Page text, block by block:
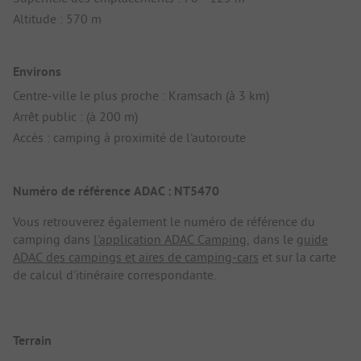
Altitude : 570 m
Environs
Centre-ville le plus proche : Kramsach (à 3 km)
Arrêt public : (à 200 m)
Accès : camping à proximité de l'autoroute
Numéro de référence ADAC : NT5470
Vous retrouverez également le numéro de référence du
camping dans l'application ADAC Camping , dans le guide
ADAC des campings et aires de camping-cars et sur la carte
de calcul d'itinéraire correspondante.
Terrain